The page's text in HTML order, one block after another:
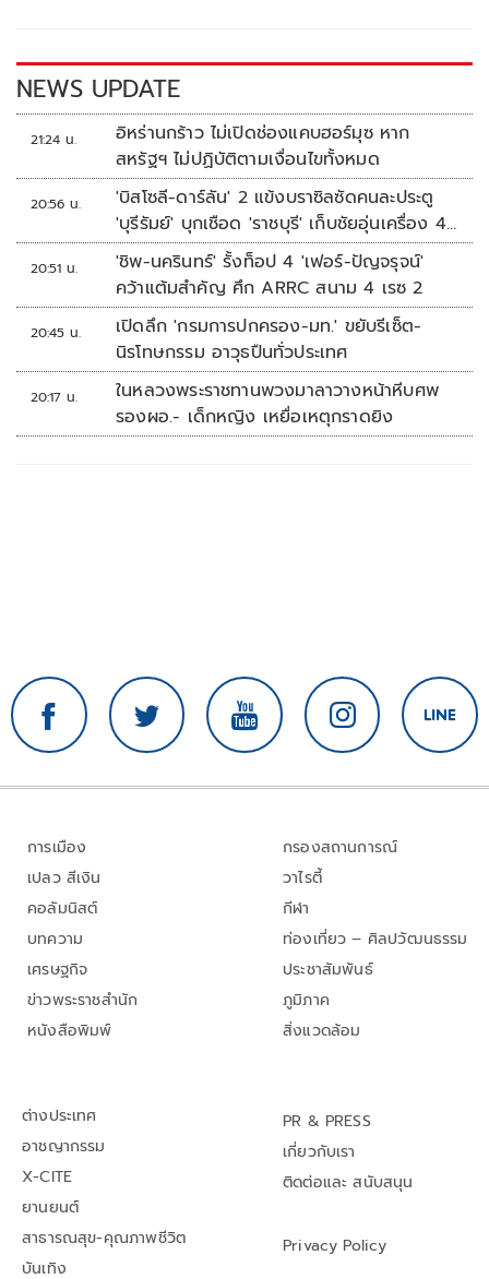
k k
NEWS UPDATE
21:24 น.
อิหร่านกร้าว ไม่เปิดช่องแคบฮอร์มุซ หาก
สหรัฐฯ ไม่ปฏิบัติตามเงื่อนไขทั้งหมด
20:56 น.
'บิสโซลี-ดาร์ลัน' 2 แข้งบราซิลซัดคนละประตู
'บุรีรัมย์' บุกเชือด 'ราชบุรี' เก็บชัยอุ่นเครื่อง 4
นัดรวด
20:51 น.
'ชิพ-นครินทร์' รั้งท็อป 4 'เฟอร์-ปัญจรุจน์'
คว้าแต้มสำคัญ ศึก ARRC สนาม 4 เรซ 2
20:45 น.
เปิดลึก 'กรมการปกครอง-มท.' ขยับรีเซ็ต-
นิรโทษกรรม อาวุธปืนทั่วประเทศ
20:17 น.
ในหลวงพระราชทานพวงมาลาวางหน้าหีบศพ
รองผอ.- เด็กหญิง เหยื่อเหตุกราดยิง
การเมือง
เปลว สีเงิน
คอลัมนิสต์
บทความ
เศรษฐกิจ
ข่าวพระราชสำนัก
หนังสือพิมพ์
กรองสถานการณ์
วาไรตี้
กีฬา
ท่องเที่ยว – ศิลปวัฒนธรรม
ประชาสัมพันธ์
ภูมิภาค
สิ่งแวดล้อม
ต่างประเทศ
อาชญากรรม
X-CITE
ยานยนต์
สาธารณสุข-คุณภาพชีวิต
บันเทิง
PR & PRESS
เกี่ยวกับเรา
ติดต่อและ สนับสนุน
Privacy Policy